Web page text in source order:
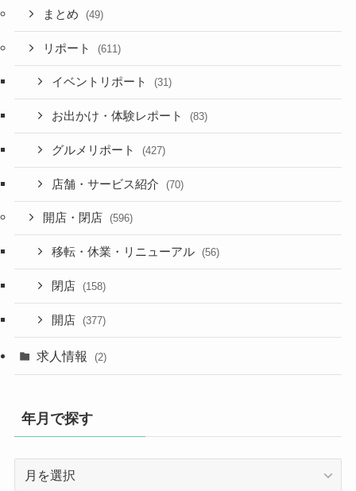
まとめ (49)
リポート (611)
イベントリポート (31)
お出かけ・体験レポート (83)
グルメリポート (427)
店舗・サービス紹介 (70)
開店・閉店 (596)
移転・休業・リニューアル (56)
閉店 (158)
開店 (377)
求人情報 (2)
年月で探す